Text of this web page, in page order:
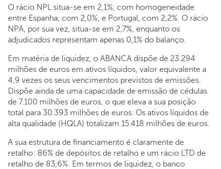
O rácio NPL situa-se em 2,1%, com homogeneidade
entre Espanha, com 2,0%, e Portugal, com 2,2%. O rácio
NPA, por sua vez, situa-se em 2,7%, enquanto os
adjudicados representam apenas 0,1% do balanço.
Em matéria de liquidez, o ABANCA dispõe de 23.294
milhões de euros em ativos líquidos, valor equivalente a
4,9 vezes os seus vencimentos previstos de emissões.
Dispõe ainda de uma capacidade de emissão de cédulas
de 7.100 milhões de euros, o que eleva a sua posição
total para 30.393 milhões de euros. Os ativos líquidos de
alta qualidade (HQLA) totalizam 15.418 milhões de euros.
A sua estrutura de financiamento é claramente de
retalho: 86% de depósitos de retalho e um rácio LTD de
retalho de 83,6%. Em termos de liquidez, o banco